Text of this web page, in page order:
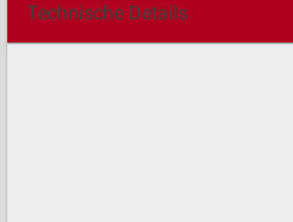
Technische Details